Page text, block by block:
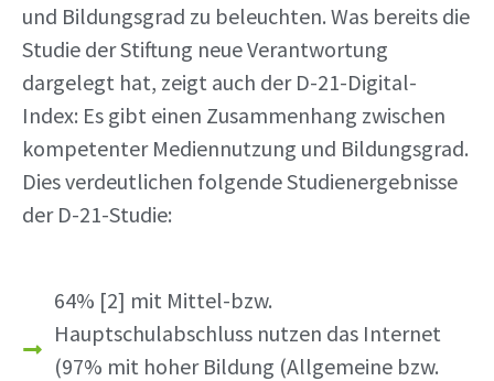
und Bildungsgrad zu beleuchten. Was bereits die
Studie der Stiftung neue Verantwortung
dargelegt hat, zeigt auch der D-21-Digital-
Index: Es gibt einen Zusammenhang zwischen
kompetenter Mediennutzung und Bildungsgrad.
Dies verdeutlichen folgende Studienergebnisse
der D-21-Studie:
64% [2] mit Mittel-bzw.
Hauptschulabschluss nutzen das Internet
(97% mit hoher Bildung (Allgemeine bzw.